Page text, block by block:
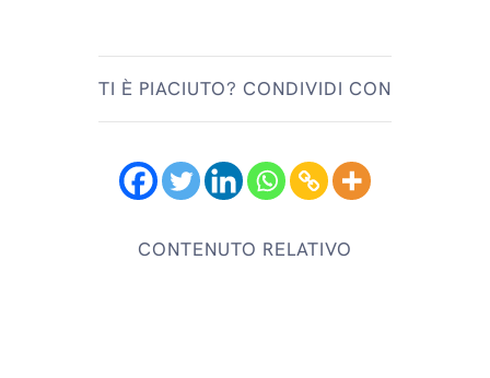
TI È PIACIUTO? CONDIVIDI CON
CONTENUTO RELATIVO